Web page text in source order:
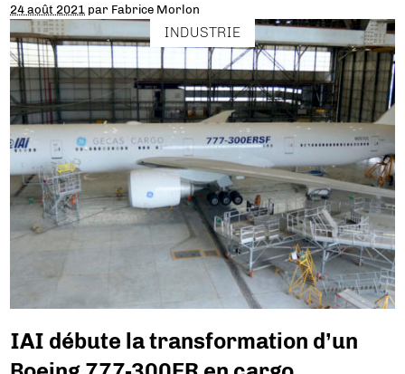
24 août 2021 par Fabrice Morlon
INDUSTRIE
IAI débute la transformation d’un